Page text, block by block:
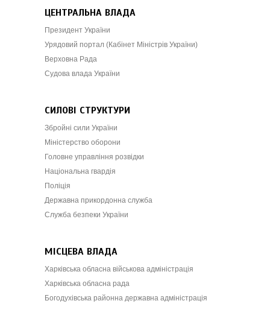
ЦЕНТРАЛЬНА ВЛАДА
Президент України
Урядовий портал (Кабінет Міністрів України)
Верховна Рада
Судова влада України
СИЛОВІ СТРУКТУРИ
Збройні сили України
Міністерство оборони
Головне управління розвідки
Національна гвардія
Поліція
Державна прикордонна служба
Служба безпеки України
МІСЦЕВА ВЛАДА
Харківська обласна військова адміністрація
Харківська обласна рада
Богодухівська районна державна адміністрація